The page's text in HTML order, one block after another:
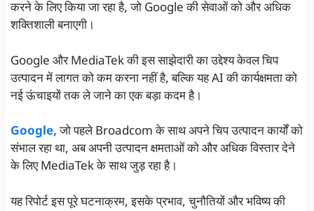
करने के लिए किया जा रहा है, जो Google की सेवाओं को और अधिक
शक्तिशाली बनाएगी।
Google और MediaTek की इस साझेदारी का उद्देश्य केवल चिप
उत्पादन में लागत को कम करना नहीं है, बल्कि यह AI की कार्यक्षमता को
नई ऊंचाइयों तक ले जाने का एक बड़ा कदम है।
Google,जो पहले Broadcom के साथ अपने चिप उत्पादन कार्यों को
संभाल रहा था, अब अपनी उत्पादन क्षमताओं को और अधिक विस्तार देने
के लिए MediaTek के साथ जुड़ रहा है।
यह रिपोर्ट इस पूरे घटनाक्रम, इसके प्रभाव, चुनौतियों और भविष्य की